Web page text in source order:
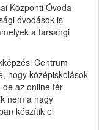
Központi Óvoda
óvodások is
a farsangi
Centrum
hogy középiskolások
az online tér
nem a nagy
készítik el